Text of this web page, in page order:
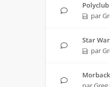
Polyclub
par
Star
par